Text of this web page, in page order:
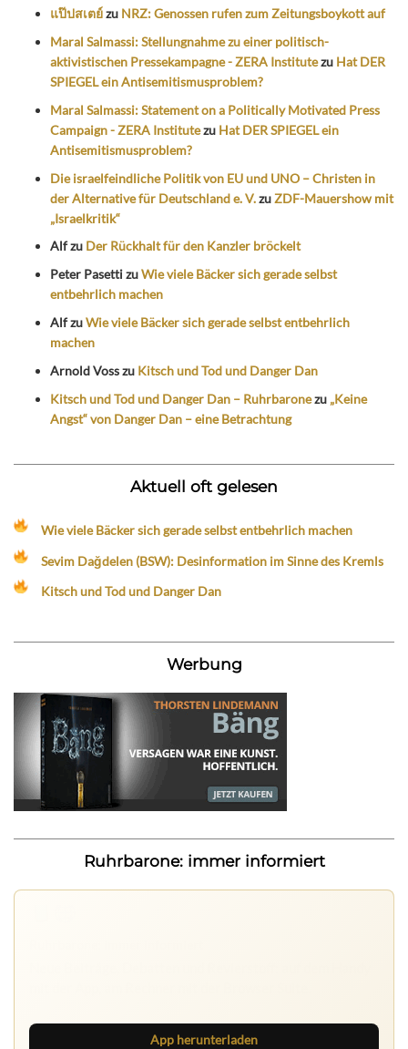
แป๊ปสเตย์zu NRZ: Genossen rufen zum Zeitungsboykott auf
Maral Salmassi: Stellungnahme zu einer politisch-
aktivistischen Pressekampagne - ZERA Institutezu Hat DER
SPIEGEL ein Antisemitismusproblem?
Maral Salmassi: Statement on a Politically Motivated Press
Campaign - ZERA Institutezu Hat DER SPIEGEL ein
Antisemitismusproblem?
Die israelfeindliche Politik von EU und UNO – Christen in
der Alternative für Deutschland e. V.zuZDF-Mauershow mit
„Israelkritik“
Alfzu Der Rückhalt für den Kanzler bröckelt
Peter PasettizuWie viele Bäcker sich gerade selbst
entbehrlich machen
AlfzuWie viele Bäcker sich gerade selbst entbehrlich
machen
Arnold Vosszu Kitsch und Tod und Danger Dan
Kitsch und Tod und Danger Dan – Ruhrbaronezu „Keine
Angst“ von Danger Dan – eine Betrachtung
Aktuell oft gelesen
Wie viele Bäcker sich gerade selbst entbehrlich machen
Sevim Dağdelen (BSW): Desinformation im Sinne des Kremls
Kitsch und Tod und Danger Dan
Werbung
Ruhrbarone: immer informiert
App herunterladen